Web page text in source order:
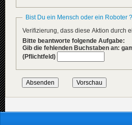
Bist Du ein Mensch oder ein Roboter ?
Verifizierung, dass diese Aktion durch
Bitte beantworte folgende Aufgabe:
Gib die fehlenden Buchstaben an:
(Pflichtfeld)